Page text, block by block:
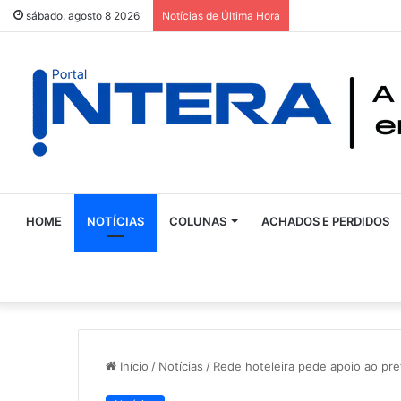
sábado, agosto 8 2026 Notícias de Última Hora
HOME NOTÍCIAS COLUNAS ACHADOS E PERDIDOS
Início / Notícias / Rede hoteleira pede apoio ao